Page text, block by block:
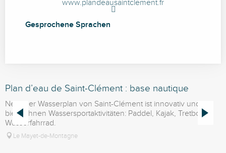
www.plandeausaintclement.fr
Gesprochene Sprachen
Gesprochene Sprachen
Plan d’eau de Saint-Clément : base nautique
Neu: Der Wasserplan von Saint-Clément ist innovativ und
bietet Ihnen Wassersportaktivitäten: Paddel, Kajak, Tretboot,
Wasserfahrrad.
Le Mayet-de-Montagne